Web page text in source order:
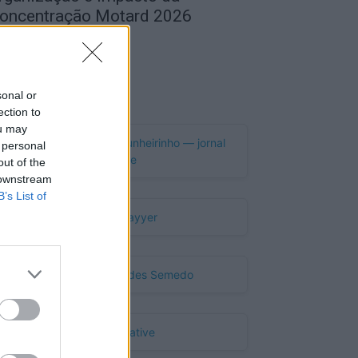
or
to
may
of the
List of
Motard 2026